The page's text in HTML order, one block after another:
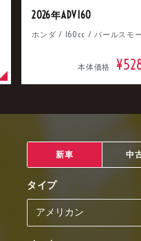
2026年ADV160
本体価格
新車 中
タイプ